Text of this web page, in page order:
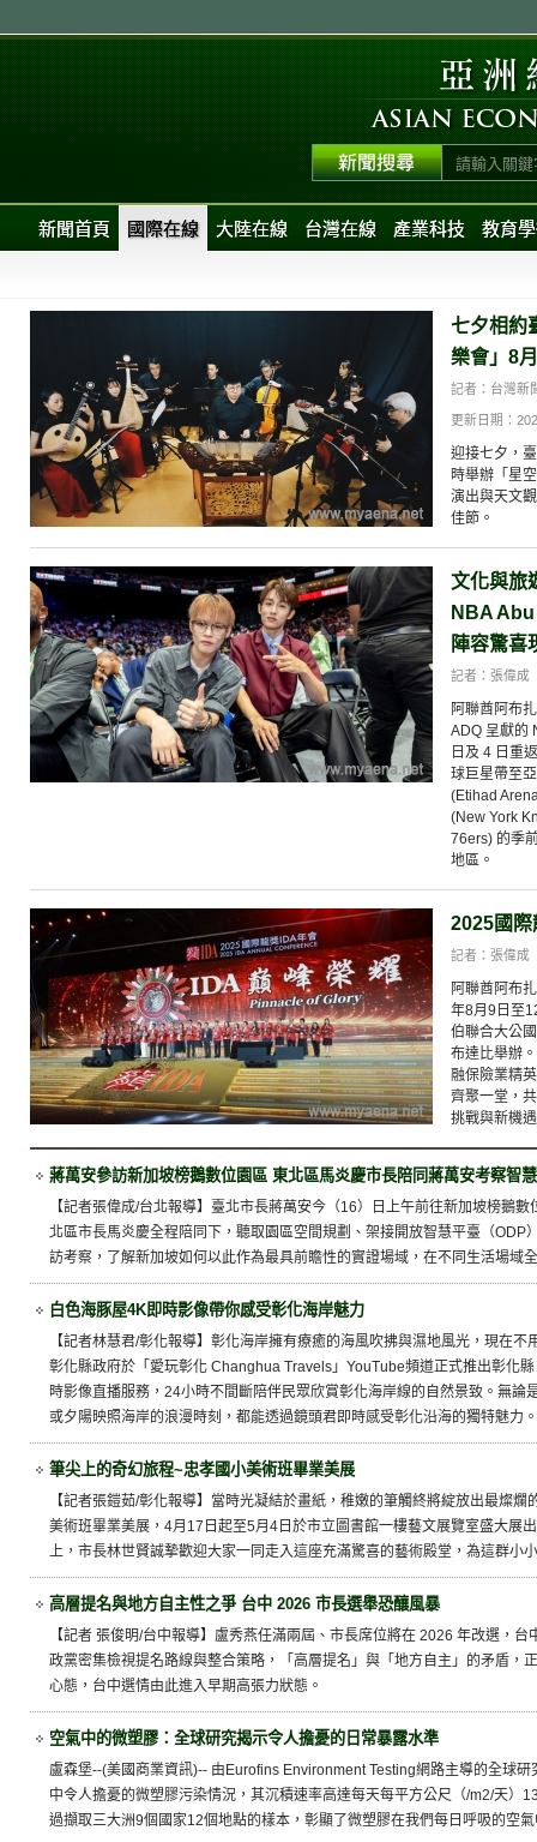
新聞首頁 國際在線 大陸在線 台灣在線 產業科技 教育
七夕相約
樂會」8
記者：台灣新
更新日期：
迎接七夕，
時舉辦「星
演出與天文
佳節。
文化與旅
NBA
陣容驚喜
記者：張偉成
阿聯酋阿布
ADQ 呈獻的
日及 4 日重
球巨星帶至
(Etihad
(New York
76ers) 的季
地區。
2025國
記者：張偉成
阿聯酋阿布
年8月9日至
伯聯合大公
布達比舉辦
融保險業精
齊聚一堂，
挑戰與新機
蔣萬安參訪新加坡榜鵝數位園區 東北區馬炎慶市長陪同蔣萬安考察智
【記者張偉成/台北報導】臺北市長蔣萬安今（16）日上午前往新加坡榜鵝
北區市長馬炎慶全程陪同下，聽取園區空間規劃、架接開放智慧平臺（ODP
訪考察，了解新加坡如何以此作為最具前瞻性的實證場域，在不同生活場域
白色海豚屋4K即時影像帶你感受彰化海岸魅力
【記者林慧君/彰化報導】彰化海岸擁有療癒的海風吹拂與濕地風光，現在
彰化縣政府於「愛玩彰化 Changhua Travels」YouTube頻道正式推出彰化
時影像直播服務，24小時不間斷陪伴民眾欣賞彰化海岸線的自然景致。無論
或夕陽映照海岸的浪漫時刻，都能透過鏡頭君即時感受彰化沿海的獨特魅力。
筆尖上的奇幻旅程~忠孝國小美術班畢業美展
【記者張鎧茹/彰化報導】當時光凝結於畫紙，稚嫩的筆觸終將綻放出最燦
美術班畢業美展，4月17日起至5月4日於市立圖書館一樓藝文展覽室盛大展
上，市長林世賢誠摯歡迎大家一同走入這座充滿驚喜的藝術殿堂，為這群小
高層提名與地方自主性之爭 台中 2026 市長選舉恐釀風暴
【記者 張俊明/台中報導】盧秀燕任滿兩屆、市長席位將在 2026 年改選，
政黨密集檢視提名路線與整合策略，「高層提名」與「地方自主」的矛盾，
心態，台中選情由此進入早期高張力狀態。
空氣中的微塑膠：全球研究揭示令人擔憂的日常暴露水準
盧森堡--(美國商業資訊)-- 由Eurofins Environment Testing網路主導的全球
中令人擔憂的微塑膠污染情況，其沉積速率高達每天每平方公尺（/m2/天）
過擷取三大洲9個國家12個地點的樣本，彰顯了微塑膠在我們每日呼吸的空